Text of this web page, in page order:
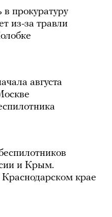
в прокуратуру
из-за травли
августа
и Крым.
крае